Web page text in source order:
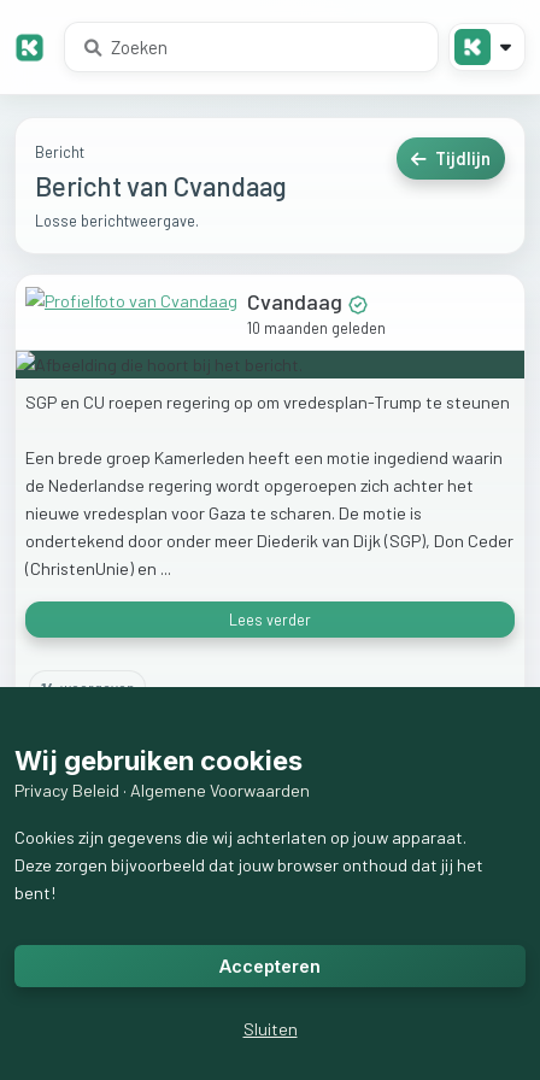
Bericht
Bericht van Cvandaag
Losse berichtweergave.
Tijdlijn
Cvandaag
10 maanden geleden
SGP en CU roepen regering op om vredesplan-Trump te steunen
Een brede groep Kamerleden heeft een motie ingediend waarin
de Nederlandse regering wordt opgeroepen zich achter het
nieuwe vredesplan voor Gaza te scharen. De motie is
ondertekend door onder meer Diederik van Dijk (SGP), Don Ceder
(ChristenUnie) en ...
Lees verder
14weergaven
Wij gebruiken cookies
Privacy Beleid · Algemene Voorwaarden
Cookies zijn gegevens die wij achterlaten op jouw apparaat.
Deze zorgen bijvoorbeeld dat jouw browser onthoud dat jij het
bent!
Accepteren
Sluiten